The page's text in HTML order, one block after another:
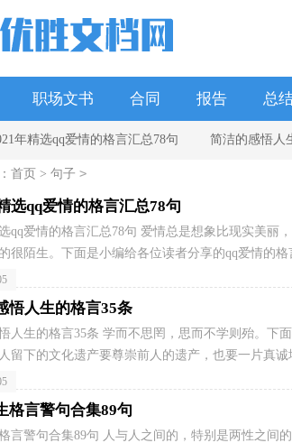
职场文书 合同 报告 总
政府 教师 幼儿园 学校
年精选qq爱情的格言汇总78句 简洁的感悟人
年实用的人生感悟格言45句
首页 > 句子 >
选qq爱情的格言汇总78句
qq爱情的格言汇总78句 爱情总是想象比现实美丽
很陌生。下面是小编给各位读者分享的qq爱情的格
悟人生的格言35条
人生的格言35条 学而不思罔，思而不学则殆。下
留下的文化遗产要尊崇前人的遗产，也要一片真诚
格言警句合集89句
言警句合集89句 人与人之间的，特别是两性之间